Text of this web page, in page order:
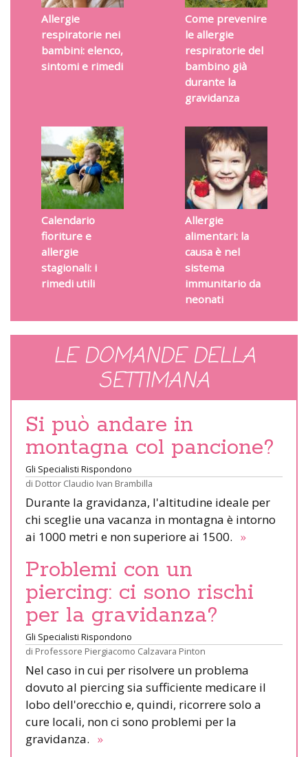
Allergie
respiratorie nei
bambini: elenco,
sintomi e rimedi
Come prevenire
le allergie
respiratorie del
bambino già
durante la
gravidanza
Calendario
fioriture e
allergie
stagionali: i
rimedi utili
Allergie
alimentari: la
causa è nel
sistema
immunitario da
neonati
LE DOMANDE DELLA
SETTIMANA
Si può andare in
montagna col pancione?
Gli Specialisti Rispondono
di Dottor Claudio Ivan Brambilla
Durante la gravidanza, l'altitudine ideale per
chi sceglie una vacanza in montagna è intorno
ai 1000 metri e non superiore ai 1500. »
Problemi con un
piercing: ci sono rischi
per la gravidanza?
Gli Specialisti Rispondono
di Professore Piergiacomo Calzavara Pinton
Nel caso in cui per risolvere un problema
dovuto al piercing sia sufficiente medicare il
lobo dell'orecchio e, quindi, ricorrere solo a
cure locali, non ci sono problemi per la
gravidanza. »